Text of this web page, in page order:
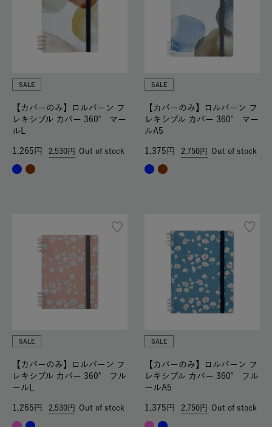
SALE
【カバーのみ】ロルバーン フ
レキシブル カバー 360° マー
ルL
2,530
1,265 Out of stock
SALE
【カバーのみ】ロルバーン フ
レキシブル カバー 360° マー
ルA5
2,750
1,375 Out of stock
SALE
【カバーのみ】ロルバーン フ
レキシブル カバー 360° フル
ールL
2,530
1,265 Out of stock
SALE
【カバーのみ】ロルバーン フ
レキシブル カバー 360° フル
ールA5
2,750
1,375 Out of stock